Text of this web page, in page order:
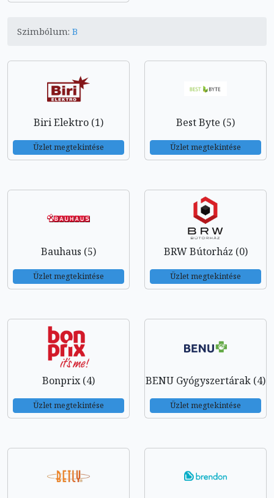
Szimbólum: B
Biri Elektro (1)
Üzlet megtekintése
Best Byte (5)
Üzlet megtekintése
Bauhaus (5)
Üzlet megtekintése
BRW Bútorház (0)
Üzlet megtekintése
Bonprix (4)
Üzlet megtekintése
BENU Gyógyszertárak (4)
Üzlet megtekintése